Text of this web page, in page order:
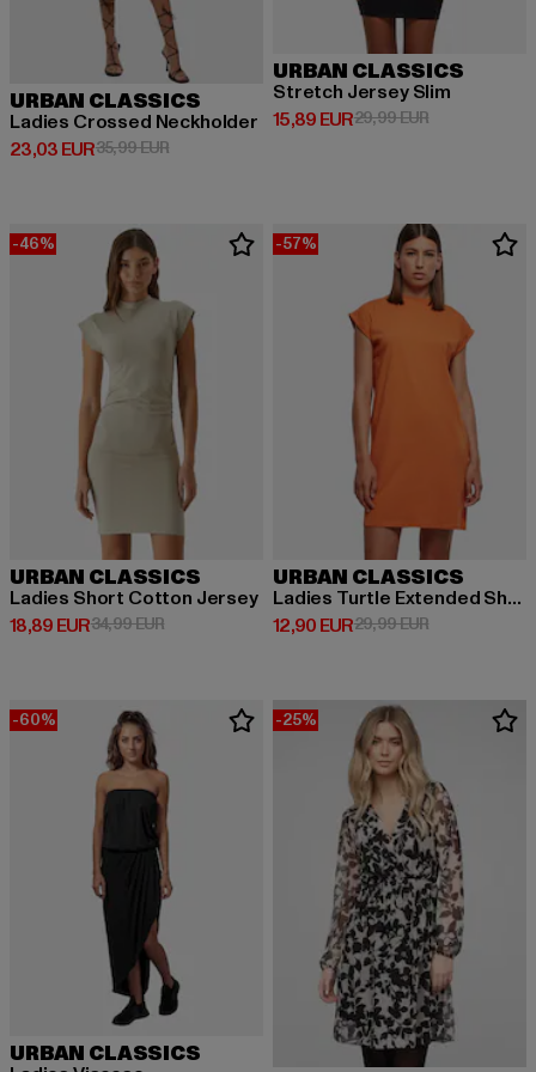
URBAN CLASSICS
Ladies Crossed Neckholder
23,03 EUR
Derzeitiger Preis: 23,03 EUR
35,99 EURAktionspreis: 35,99 EUR
URBAN CLASSICS
Stretch Jersey Slim
15,89 EUR
Derzeitiger Preis: 15,89 EUR
29,99 EURAktionspreis:
-46%
URBAN CLASSICS
Ladies Short Cotton Jersey
18,89 EUR
Derzeitiger Preis: 18,89 EUR
34,99 EURAktionspreis: 34,99 EUR
-57%
URBAN CLASSICS
Ladies Turtle Extended Shoulder
12,90 EUR
Derzeitiger Preis: 12,90 EUR
29,99 EURAktionspreis:
-60%
URBAN CLASSICS
-25%